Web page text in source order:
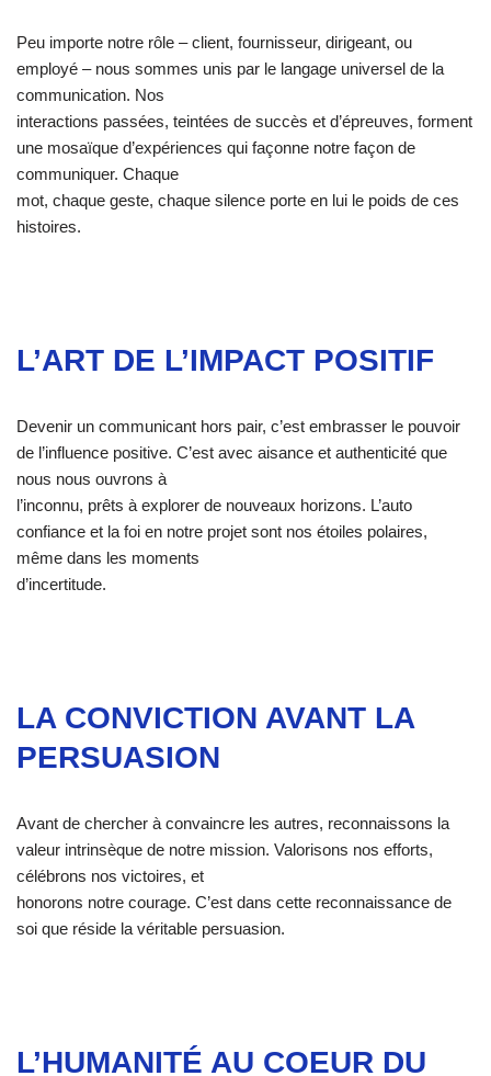
Peu importe notre rôle – client, fournisseur, dirigeant, ou
employé – nous sommes unis par le langage universel de la
communication. Nos
interactions passées, teintées de succès et d’épreuves, forment
une mosaïque d’expériences qui façonne notre façon de
communiquer. Chaque
mot, chaque geste, chaque silence porte en lui le poids de ces
histoires.
L’ART DE L’IMPACT POSITIF
Devenir un communicant hors pair, c’est embrasser le pouvoir
de l’influence positive. C’est avec aisance et authenticité que
nous nous ouvrons à
l’inconnu, prêts à explorer de nouveaux horizons. L’auto
confiance et la foi en notre projet sont nos étoiles polaires,
même dans les moments
d’incertitude.
LA CONVICTION AVANT LA
PERSUASION
Avant de chercher à convaincre les autres, reconnaissons la
valeur intrinsèque de notre mission. Valorisons nos efforts,
célébrons nos victoires, et
honorons notre courage. C’est dans cette reconnaissance de
soi que réside la véritable persuasion.
L’HUMANITÉ AU COEUR DU